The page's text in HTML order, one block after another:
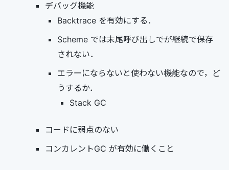
デバッグ機能
Backtrace を有効にする．
Scheme では末尾呼び出しでが継続で保存
されない．
エラーにならないと使わない機能なので，ど
うするか．
Stack GC
コードに弱点のない
コンカレントGC が有効に働くこと